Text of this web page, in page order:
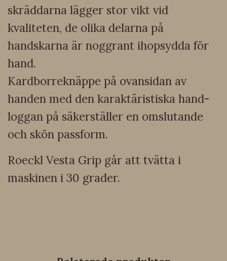
skräddarna lägger stor vikt vid
kvaliteten, de olika delarna på
handskarna är noggrant ihopsydda för
hand.
Kardborreknäppe på ovansidan av
handen med den karaktäristiska hand-
loggan på säkerställer en omslutande
och skön passform.
Roeckl Vesta Grip går att tvätta i
maskinen i 30 grader.